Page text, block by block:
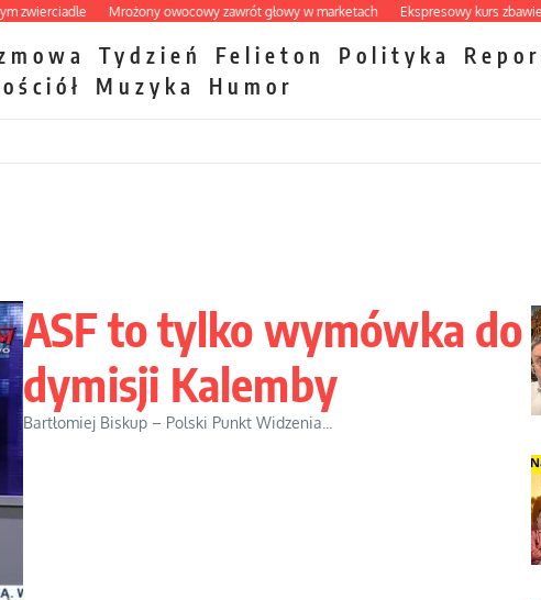
Mrożony owocowy zawrót głowy w marketach Ekspresowy kurs zbawienia
Tydzień Felieton Polityka
Muzyka Humor
ASF to tylko wymówka do
dymisji Kalemby
Bartłomiej Biskup – Polski Punkt Widzenia...